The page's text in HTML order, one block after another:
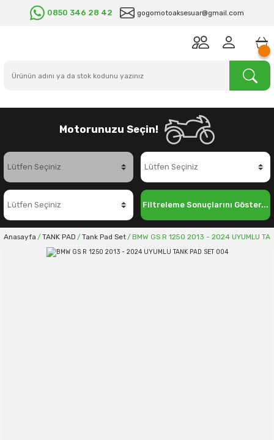
0850 346 28 42 gogomotoaksesuar@gmail.com
Motorunuzu Seçin!
Filtreleme Sonuçlarını Göster...
Anasayfa TANK PAD Tank Pad Set BMW GS R 1250 2013 - 2024 UYUMLU